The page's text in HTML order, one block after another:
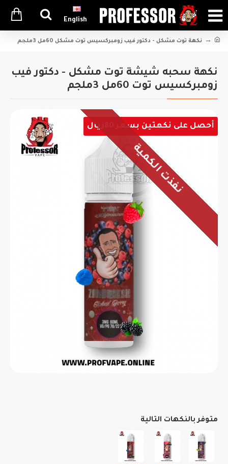
English
نكهة توت مشكل - دكتور فيب زومبركسيس توت مشكل 60مل 3ملجم
نكهة سحبه شيشة توت مشكل - دكتور فيب
زومبركسيس توت 60مل 3ملجم
أحصل على نكهتين بسعر 80ريال
نفذت الكمية
متوفر بالنكهات التالية